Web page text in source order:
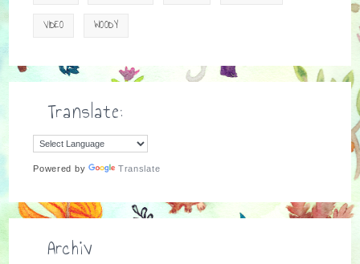
VIDEO WOODY
Translate:
Powered by Translate
Archiv